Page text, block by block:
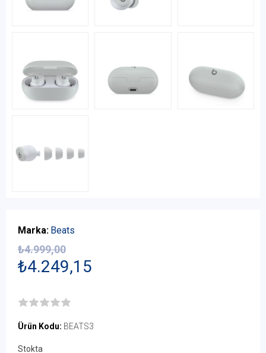
Marka: Beats
₺4.249,15
₺4.999,00
Ürün Kodu: BEATS3
Stokta